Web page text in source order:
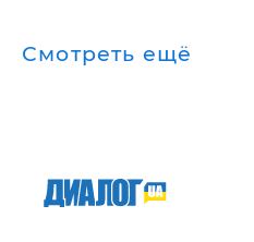
Смотреть ещё